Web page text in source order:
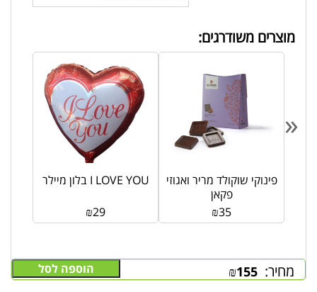
מחיר: ₪155 הוספה לסל
מוצרים משודרגים:
בלון מיילר I LOVE YOU
₪29
פינוקי שוקולד מריר ואגוזי
פקאן
₪35
«